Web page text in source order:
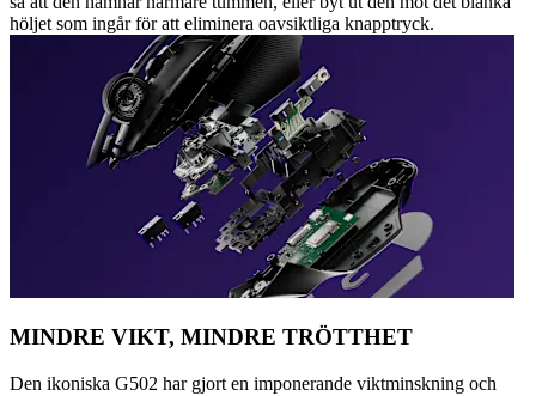
höljet som ingår för att eliminera oavsiktliga knapptryck.
MINDRE VIKT, MINDRE TRÖTTHET
Den ikoniska G502 har gjort en imponerande viktminskning och